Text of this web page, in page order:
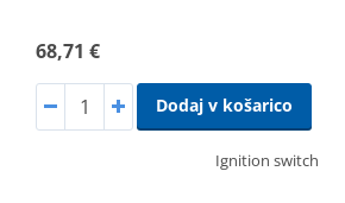
68,71 €
Dodaj v košarico
Ignition switch